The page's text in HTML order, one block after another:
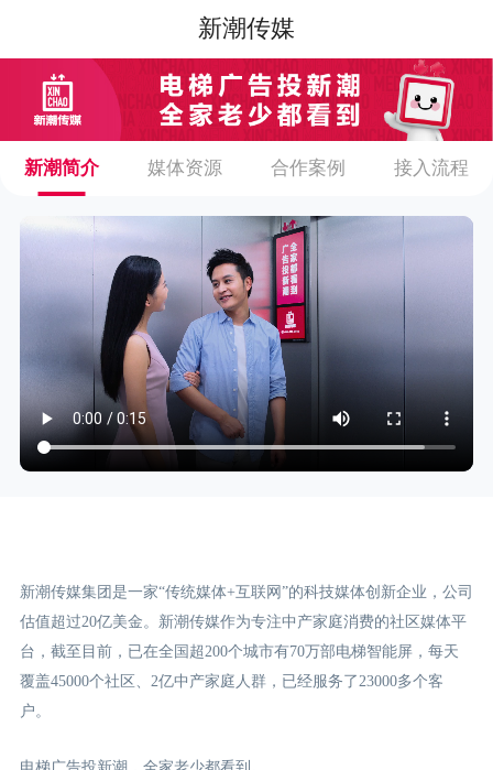
新潮传媒
新潮简介 媒体资源 合作案例 接入流程
新潮传媒集团是一家“传统媒体+互联网”的科技媒体创新企业，公司
估值超过20亿美金。新潮传媒作为专注中产家庭消费的社区媒体平
台，截至目前，已在全国超200个城市有70万部电梯智能屏，每天
覆盖45000个社区、2亿中产家庭人群，已经服务了23000多个客
户。